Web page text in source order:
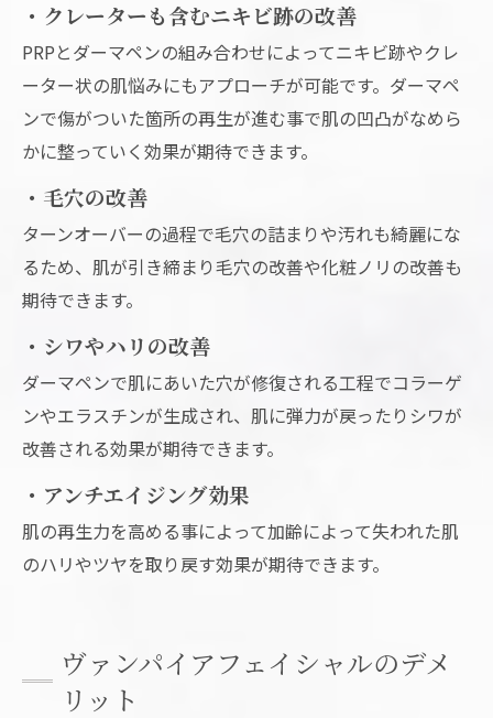
・クレーターも含むニキビ跡の改善
PRPとダーマペンの組み合わせによってニキビ跡やクレ
ーター状の肌悩みにもアプローチが可能です。ダーマペ
ンで傷がついた箇所の再生が進む事で肌の凹凸がなめら
かに整っていく効果が期待できます。
・毛穴の改善
ターンオーバーの過程で毛穴の詰まりや汚れも綺麗にな
るため、肌が引き締まり毛穴の改善や化粧ノリの改善も
期待できます。
・シワやハリの改善
ダーマペンで肌にあいた穴が修復される工程でコラーゲ
ンやエラスチンが生成され、肌に弾力が戻ったりシワが
改善される効果が期待できます。
・アンチエイジング効果
肌の再生力を高める事によって加齢によって失われた肌
のハリやツヤを取り戻す効果が期待できます。
ヴァンパイアフェイシャルのデメ
リット